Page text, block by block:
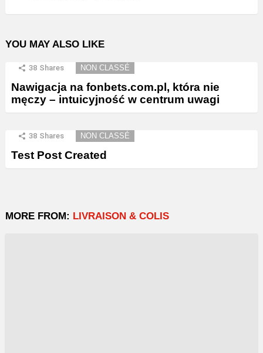
YOU MAY ALSO LIKE
38 Shares NON CLASSÉ
Nawigacja na fonbets.com.pl, która nie
męczy – intuicyjność w centrum uwagi
38 Shares NON CLASSÉ
Test Post Created
MORE FROM: LIVRAISON & COLIS